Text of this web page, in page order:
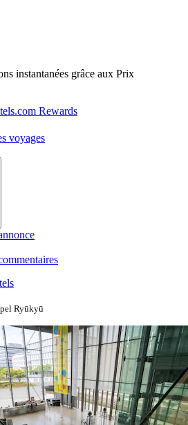
instantanées grâce aux Prix
Rewards
voyages
Ryūkyū